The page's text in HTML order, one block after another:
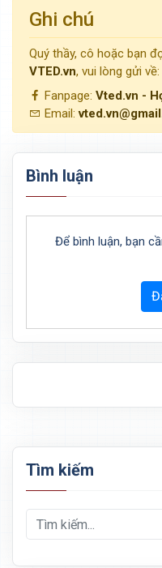
Ghi chú
Quý thầy, cô hoặc bạn
VTED.vn, vui lòng gửi về:
Fanpage: Vted.vn -
Email:
Bình luận
Để bình luận, bạn
Tìm kiếm